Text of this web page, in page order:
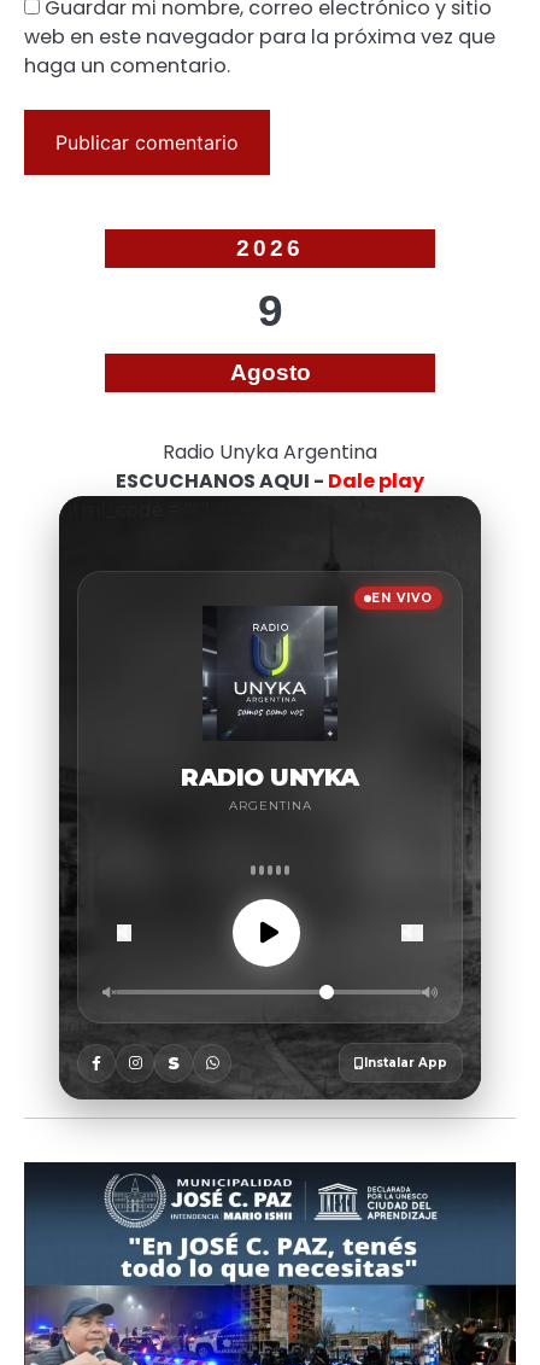
Guardar mi nombre, correo electrónico y sitio
web en este navegador para la próxima vez que
haga un comentario.
2026
9
Agosto
Radio Unyka Argentina
ESCUCHANOS AQUI - Dale play